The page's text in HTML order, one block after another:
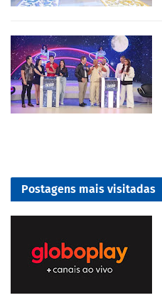
Postagens mais visitadas